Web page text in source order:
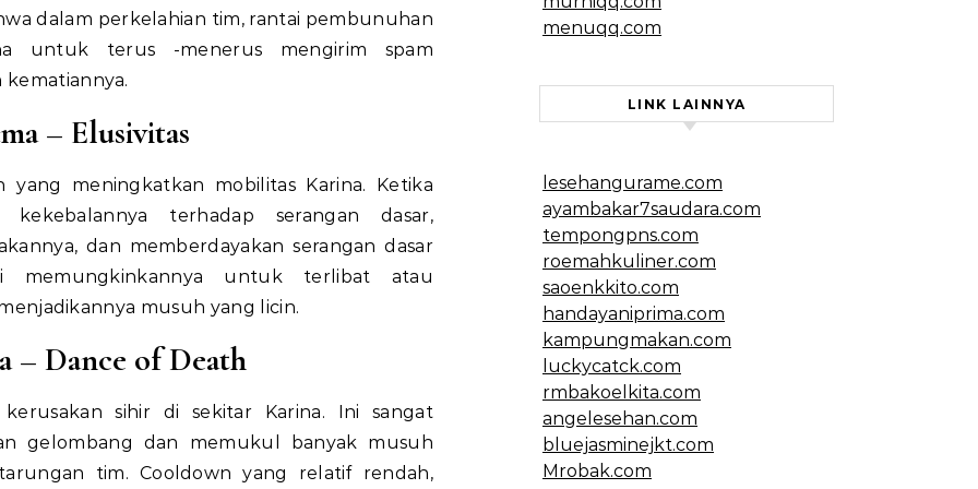
dalam perkelahian tim, rantai pembunuhan
untuk terus -menerus mengirim spam
– Elusivitas
yang meningkatkan mobilitas Karina. Ketika
terhadap serangan dasar,
dan memberdayakan serangan dasar
memungkinkannya untuk terlibat atau
musuh yang licin.
– Dance of Death
sihir di sekitar Karina. Ini sangat
gelombang dan memukul banyak musuh
tim. Cooldown yang relatif rendah,
menuqq.com
LINK LAINNYA
lesehangurame.com
ayambakar7saudara.com
tempongpns.com
roemahkuliner.com
saoenkkito.com
handayaniprima.com
kampungmakan.com
luckycatck.com
rmbakoelkita.com
angelesehan.com
bluejasminejkt.com
Mrobak.com